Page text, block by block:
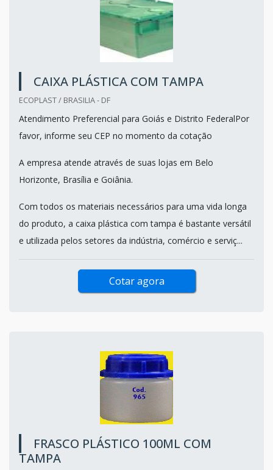
CAIXA PLÁSTICA COM TAMPA
ECOPLAST / BRASILIA - DF
Atendimento Preferencial para Goiás e Distrito FederalPor
favor, informe seu CEP no momento da cotação
A empresa atende através de suas lojas em Belo
Horizonte, Brasília e Goiânia.
Com todos os materiais necessários para uma vida longa
do produto, a caixa plástica com tampa é bastante versátil
e utilizada pelos setores da indústria, comércio e serviç...
Cotar agora
FRASCO PLÁSTICO 100ML COM
TAMPA